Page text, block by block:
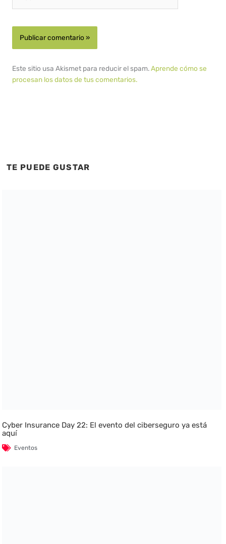
Este sitio usa Akismet para reducir el spam.Aprende cómo se
procesan los datos de tus comentarios.
TE PUEDE GUSTAR
Cyber Insurance Day 22: El evento del ciberseguro ya está
aquí
Eventos